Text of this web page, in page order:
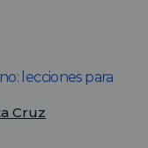
lecciones para
Cruz